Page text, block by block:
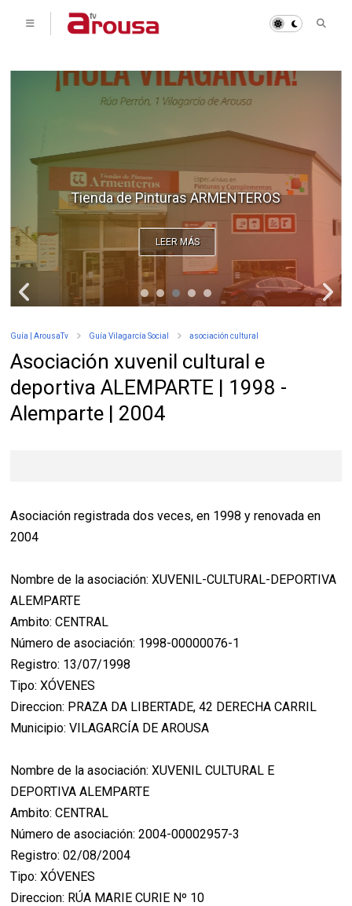
Tienda de Pinturas ARMENTEROS
LEER MÁS
Guía | ArousaTv Guía Vilagarcía Social asociación cultural
Asociación xuvenil cultural e
deportiva ALEMPARTE | 1998 -
Alemparte | 2004
Asociación registrada dos veces, en 1998 y renovada en
2004
Nombre de la asociación: XUVENIL-CULTURAL-DEPORTIVA
ALEMPARTE
Ambito: CENTRAL
Número de asociación: 1998-00000076-1
Registro: 13/07/1998
Tipo: XÓVENES
Direccion: PRAZA DA LIBERTADE, 42 DERECHA CARRIL
Municipio: VILAGARCÍA DE AROUSA
Nombre de la asociación: XUVENIL CULTURAL E
DEPORTIVA ALEMPARTE
Ambito: CENTRAL
Número de asociación: 2004-00002957-3
Registro: 02/08/2004
Tipo: XÓVENES
Direccion: RÚA MARIE CURIE Nº 10